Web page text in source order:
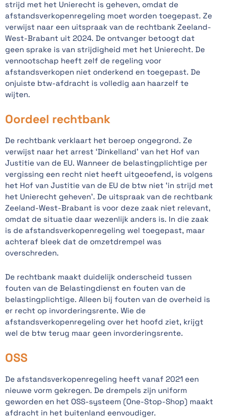
strijd met het Unierecht is geheven, omdat de
afstandsverkopenregeling moet worden toegepast. Ze
verwijst naar een uitspraak van de rechtbank Zeeland-
West-Brabant uit 2024. De ontvanger betoogt dat
geen sprake is van strijdigheid met het Unierecht. De
vennootschap heeft zelf de regeling voor
afstandsverkopen niet onderkend en toegepast. De
onjuiste btw-afdracht is volledig aan haarzelf te
wijten.
Oordeel rechtbank
De rechtbank verklaart het beroep ongegrond. Ze
verwijst naar het arrest ‘Dinkelland’ van het Hof van
Justitie van de EU. Wanneer de belastingplichtige per
vergissing een recht niet heeft uitgeoefend, is volgens
het Hof van Justitie van de EU de btw niet ‘in strijd met
het Unierecht geheven’. De uitspraak van de rechtbank
Zeeland-West-Brabant is voor deze zaak niet relevant,
omdat de situatie daar wezenlijk anders is. In die zaak
is de afstandsverkopenregeling wel toegepast, maar
achteraf bleek dat de omzetdrempel was
overschreden.
De rechtbank maakt duidelijk onderscheid tussen
fouten van de Belastingdienst en fouten van de
belastingplichtige. Alleen bij fouten van de overheid is
er recht op invorderingsrente. Wie de
afstandsverkopenregeling over het hoofd ziet, krijgt
wel de btw terug maar geen invorderingsrente.
OSS
De afstandsverkopenregeling heeft vanaf 2021 een
nieuwe vorm gekregen. De drempels zijn uniform
geworden en het OSS-systeem (One-Stop-Shop) maakt
afdracht in het buitenland eenvoudiger.